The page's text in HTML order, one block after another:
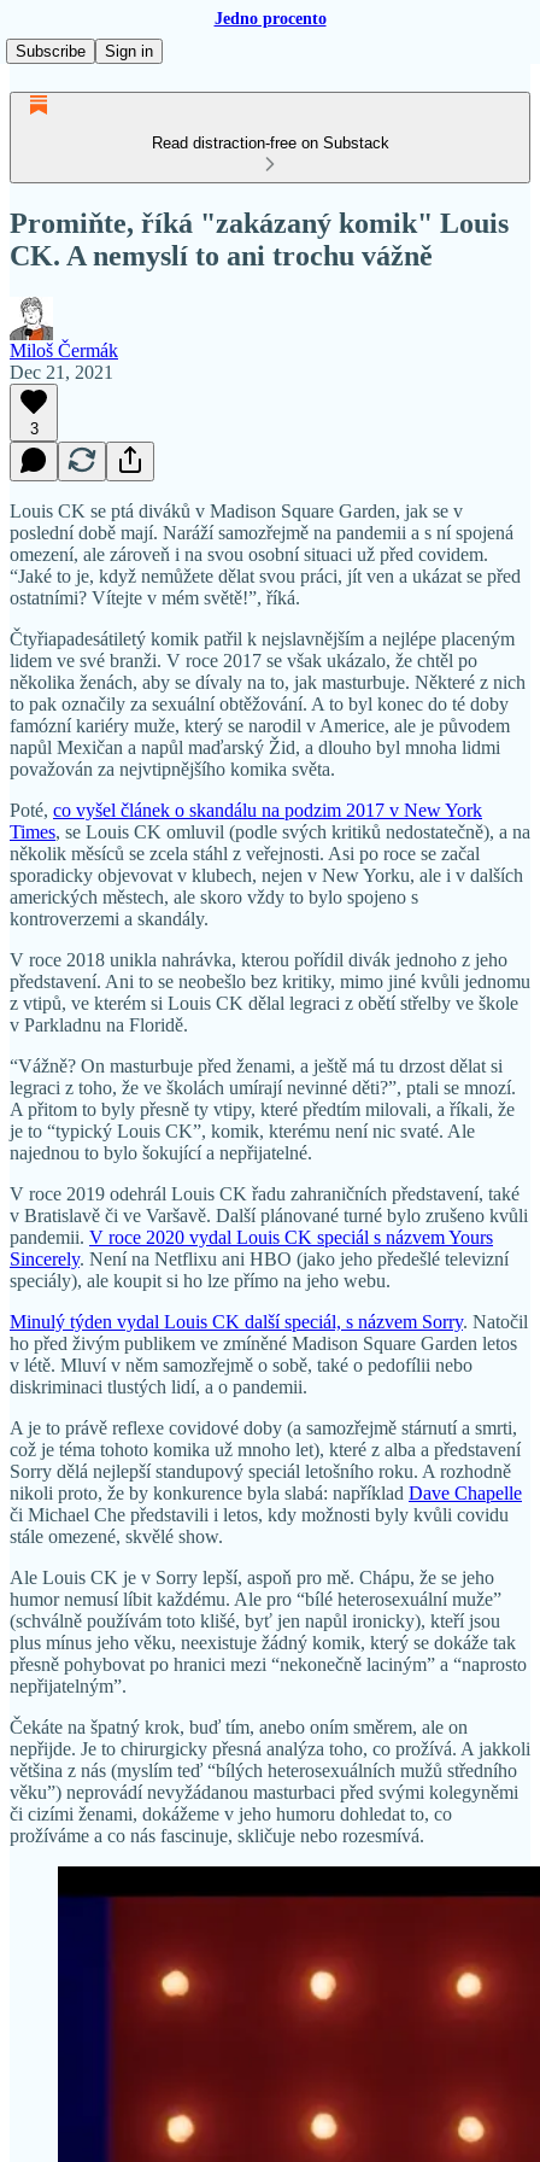
Jedno procento
Subscribe
Sign in
Read distraction-free on Substack
Promiňte, říká "zakázaný komik" Louis
CK. A nemyslí to ani trochu vážně
Miloš Čermák
Dec 21, 2021
3
Louis CK se ptá diváků v Madison Square Garden, jak se v
poslední době mají. Naráží samozřejmě na pandemii a s ní spojená
omezení, ale zároveň i na svou osobní situaci už před covidem.
“Jaké to je, když nemůžete dělat svou práci, jít ven a ukázat se před
ostatními? Vítejte v mém světě!”, říká.
Čtyřiapadesátiletý komik patřil k nejslavnějším a nejlépe placeným
lidem ve své branži. V roce 2017 se však ukázalo, že chtěl po
několika ženách, aby se dívaly na to, jak masturbuje. Některé z nich
to pak označily za sexuální obtěžování. A to byl konec do té doby
famózní kariéry muže, který se narodil v Americe, ale je původem
napůl Mexičan a napůl maďarský Žid, a dlouho byl mnoha lidmi
považován za nejvtipnějšího komika světa.
Poté, co vyšel článek o skandálu na podzim 2017 v New York
Times, se Louis CK omluvil (podle svých kritiků nedostatečně), a na
několik měsíců se zcela stáhl z veřejnosti. Asi po roce se začal
sporadicky objevovat v klubech, nejen v New Yorku, ale i v dalších
amerických městech, ale skoro vždy to bylo spojeno s
kontroverzemi a skandály.
V roce 2018 unikla nahrávka, kterou pořídil divák jednoho z jeho
představení. Ani to se neobešlo bez kritiky, mimo jiné kvůli jednomu
z vtipů, ve kterém si Louis CK dělal legraci z obětí střelby ve škole
v Parkladnu na Floridě.
“Vážně? On masturbuje před ženami, a ještě má tu drzost dělat si
legraci z toho, že ve školách umírají nevinné děti?”, ptali se mnozí.
A přitom to byly přesně ty vtipy, které předtím milovali, a říkali, že
je to “typický Louis CK”, komik, kterému není nic svaté. Ale
najednou to bylo šokující a nepřijatelné.
V roce 2019 odehrál Louis CK řadu zahraničních představení, také
v Bratislavě či ve Varšavě. Další plánované turné bylo zrušeno kvůli
pandemii. V roce 2020 vydal Louis CK speciál s názvem Yours
Sincerely. Není na Netflixu ani HBO (jako jeho předešlé televizní
speciály), ale koupit si ho lze přímo na jeho webu.
Minulý týden vydal Louis CK další speciál, s názvem Sorry. Natočil
ho před živým publikem ve zmíněné Madison Square Garden letos
v létě. Mluví v něm samozřejmě o sobě, také o pedofílii nebo
diskriminaci tlustých lidí, a o pandemii.
A je to právě reflexe covidové doby (a samozřejmě stárnutí a smrti,
což je téma tohoto komika už mnoho let), které z alba a představení
Sorry dělá nejlepší standupový speciál letošního roku. A rozhodně
nikoli proto, že by konkurence byla slabá: například Dave Chapelle
či Michael Che představili i letos, kdy možnosti byly kvůli covidu
stále omezené, skvělé show.
Ale Louis CK je v Sorry lepší, aspoň pro mě. Chápu, že se jeho
humor nemusí líbit každému. Ale pro “bílé heterosexuální muže”
(schválně používám toto klišé, byť jen napůl ironicky), kteří jsou
plus mínus jeho věku, neexistuje žádný komik, který se dokáže tak
přesně pohybovat po hranici mezi “nekonečně laciným” a “naprosto
nepřijatelným”.
Čekáte na špatný krok, buď tím, anebo oním směrem, ale on
nepřijde. Je to chirurgicky přesná analýza toho, co prožívá. A jakkoli
většina z nás (myslím teď “bílých heterosexuálních mužů středního
věku”) neprovádí nevyžádanou masturbaci před svými kolegyněmi
či cizími ženami, dokážeme v jeho humoru dohledat to, co
prožíváme a co nás fascinuje, skličuje nebo rozesmívá.